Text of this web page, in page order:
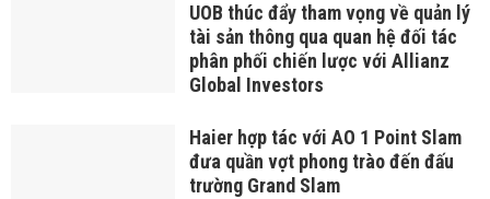
UOB thúc đẩy tham vọng về quản lý
tài sản thông qua quan hệ đối tác
phân phối chiến lược với Allianz
Global Investors
Haier hợp tác với AO 1 Point Slam
đưa quần vợt phong trào đến đấu
trường Grand Slam